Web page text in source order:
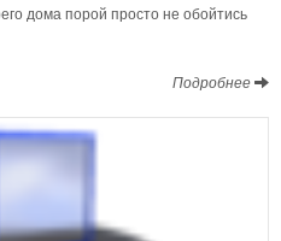
дома порой просто не обойтись
Подробнее